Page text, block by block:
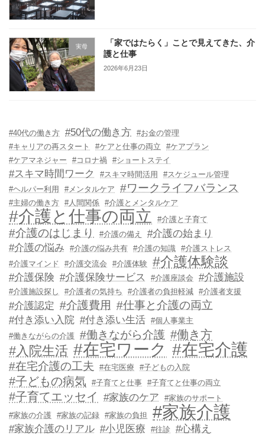
実母
「家ではたらく」ことで見えてきた、介
護と仕事
2026年6月23日
#40代の働き方 #50代の働き方 #お金の管理
#キャリアの再スタート
#ケアと仕事の両立
#ケアプラン
#ケアマネジャー
#コロナ禍 #ショートステイ
#スキマ時間ワーク #スキマ時間活用
#スケジュール管理
#ヘルパー利用
#メンタルケア #ワークライフバランス
#主婦の働き方 #人間関係 #介護とメンタルケア
#介護と仕事の両立 #介護と子育て
#介護のはじまり #介護の備え
#介護の始まり
#介護の悩み
#介護の悩み共有 #介護の知識
#介護ストレス
#介護マインド
#介護交流会 #介護体験 #介護体験談
#介護保険 #介護保険サービス #介護座談会 #介護施設
#介護施設探し #介護者の気持ち #介護者の負担軽減 #介護者支援
#介護認定 #介護費用 #仕事と介護の両立
#付き添い入院 #付き添い生活 #個人事業主
#働きながらの介護 #働きながら介護 #働き方
#入院生活 #在宅ワーク #在宅介護
#在宅介護の工夫 #在宅医療 #子どもの入院
#子どもの病気 #子育てと仕事 #子育てと仕事の両立
#子育てエッセイ #家族のケア
#家族のサポート
#家族の介護 #家族の記録 #家族の負担 #家族介護
#家族介護のリアル #小児医療 #往診 #心構え